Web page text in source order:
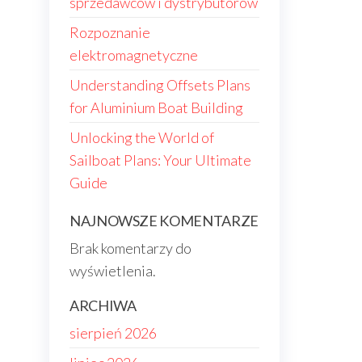
Rozpoznanie
elektromagnetyczne
Understanding Offsets Plans
for Aluminium Boat Building
Unlocking the World of
Sailboat Plans: Your Ultimate
Guide
NAJNOWSZE KOMENTARZE
Brak komentarzy do
wyświetlenia.
ARCHIWA
sierpień 2026